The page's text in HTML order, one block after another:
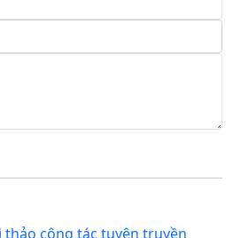
thảo công tác tuyên truyền